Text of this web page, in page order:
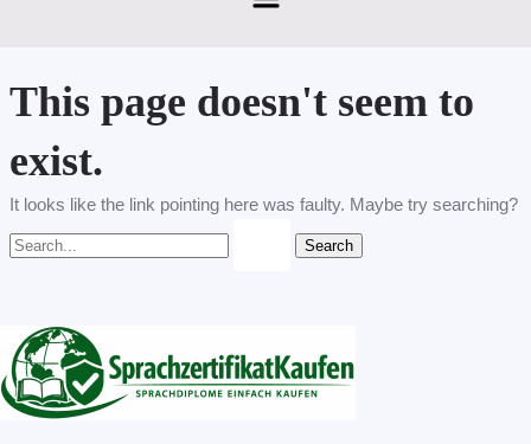
This page doesn't seem to
exist.
It looks like the link pointing here was faulty. Maybe try searching?